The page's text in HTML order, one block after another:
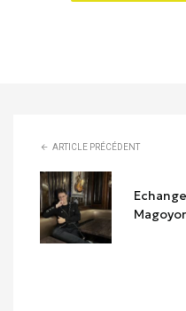
ARTICLE PRÉCÉDENT